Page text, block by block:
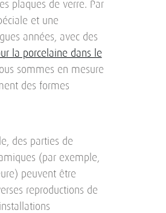
plaques de verre. Par
et une
années, avec des
la porcelaine dans le
sommes en mesure
des formes
des parties de
(par exemple,
peuvent être
reproductions de